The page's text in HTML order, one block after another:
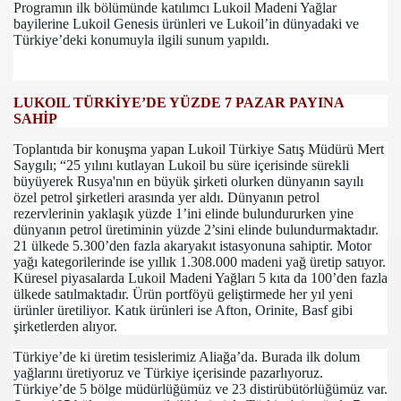
Programın ilk bölümünde katılımcı Lukoil Madeni Yağlar
bayilerine Lukoil Genesis ürünleri ve Lukoil’in dünyadaki ve
Türkiye’deki konumuyla ilgili sunum yapıldı.
LUKOIL TÜRKİYE’DE YÜZDE 7 PAZAR PAYINA
SAHİP
Toplantıda bir konuşma yapan Lukoil Türkiye Satış Müdürü Mert
Saygılı; “25 yılını kutlayan Lukoil bu süre içerisinde sürekli
büyüyerek Rusya'nın en büyük şirketi olurken dünyanın sayılı
özel petrol şirketleri arasında yer aldı. Dünyanın petrol
rezervlerinin yaklaşık yüzde 1’ini elinde bulundururken yine
dünyanın petrol üretiminin yüzde 2’sini elinde bulundurmaktadır.
21 ülkede 5.300’den fazla akaryakıt istasyonuna sahiptir. Motor
yağı kategorilerinde ise yıllık 1.308.000 madeni yağ üretip satıyor.
Küresel piyasalarda Lukoil Madeni Yağları 5 kıta da 100’den fazla
ülkede satılmaktadır. Ürün portföyü geliştirmede her yıl yeni
ürünler üretiliyor. Katık ürünleri ise Afton, Orinite, Basf gibi
şirketlerden alıyor.
Türkiye’de ki üretim tesislerimiz Aliağa’da. Burada ilk dolum
yağlarını üretiyoruz ve Türkiye içerisinde pazarlıyoruz.
Türkiye’de 5 bölge müdürlüğümüz ve 23 distirübütörlüğümüz var.
... 2304-2494